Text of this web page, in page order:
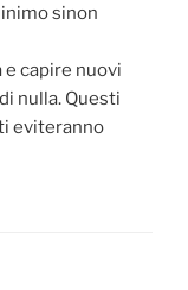
sinon
capire nuovi
nulla. Questi
eviteranno